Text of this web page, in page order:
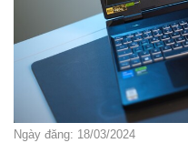
Ngày đăng: 18/03/2024